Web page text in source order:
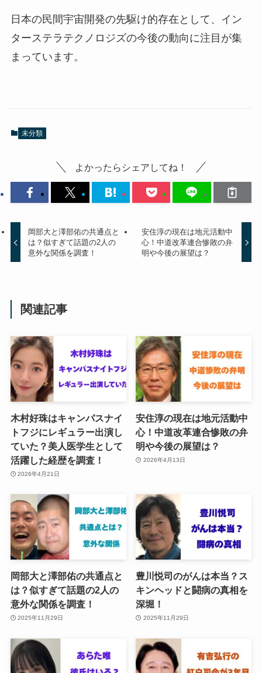
日本の民間宇宙開発の先駆け的存在として、イン
ターステラテクノロジズの今後の動向に注目が集
まっています。
未分類
よかったらシェアしてね！
岡部大と澤部佑の共通点と
は？似すぎて話題の2人の
意外な関係を調査！
安住淳の現在は地元活動中
心！中道改革連合惨敗の弁
明や今後の展望は？
関連記事
木村好珠はキャンパスナイ
トフジにレギュラー出演し
ていた？美人医学生として
活躍した経歴を調査！
2026年4月21日
安住淳の現在は地元活動中
心！中道改革連合惨敗の弁
明や今後の展望は？
2026年4月13日
岡部大と澤部佑の共通点と
は？似すぎて話題の2人の
意外な関係を調査！
2025年11月29日
豊川悦司のがんは本当？ス
キンヘッドと闘病の真相を
深堀！
2025年11月29日